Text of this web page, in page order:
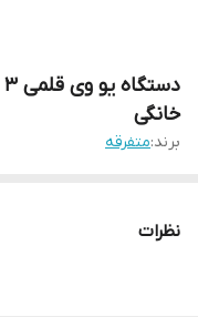
خانگی
برند:متفرقه
نظرات